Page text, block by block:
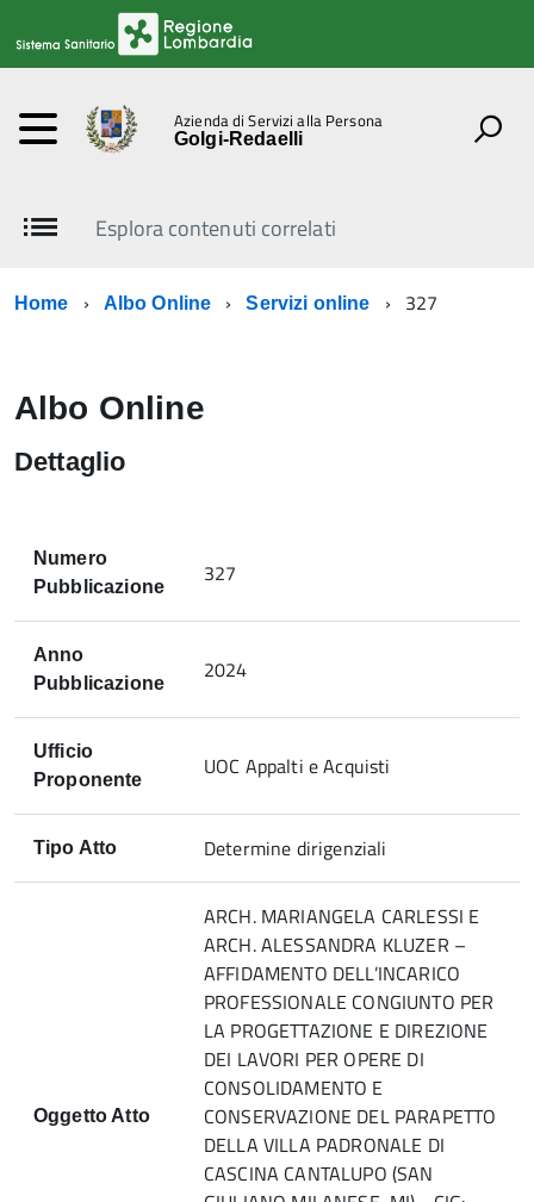
Azienda di Servizi alla Persona
Golgi-Redaelli
Esplora contenuti correlati
Home Albo Online Servizi online 327
Albo Online
Dettaglio
Numero
Pubblicazione
327
Anno
Pubblicazione
2024
Ufficio
Proponente
UOC Appalti e Acquisti
Tipo Atto Determine dirigenziali
Oggetto Atto
ARCH. MARIANGELA CARLESSI E
ARCH. ALESSANDRA KLUZER –
AFFIDAMENTO DELL’INCARICO
PROFESSIONALE CONGIUNTO PER
LA PROGETTAZIONE E DIREZIONE
DEI LAVORI PER OPERE DI
CONSOLIDAMENTO E
CONSERVAZIONE DEL PARAPETTO
DELLA VILLA PADRONALE DI
CASCINA CANTALUPO (SAN